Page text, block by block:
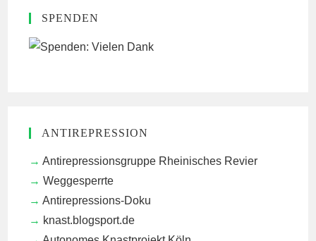
SPENDEN
ANTIREPRESSION
Antirepressionsgruppe Rheinisches Revier
Weggesperrte
Antirepressions-Doku
knast.blogsport.de